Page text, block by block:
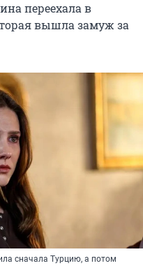
переехала в
вышла замуж за
сначала Турцию, а потом